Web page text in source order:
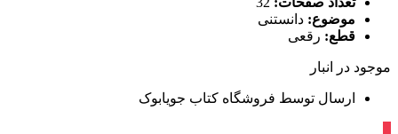
موضوع: دانستنی
قطع: رقعی
موجود در انبار
ارسال توسط فروشگاه کتاب جویابوک